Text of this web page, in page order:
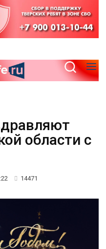
области с
14471